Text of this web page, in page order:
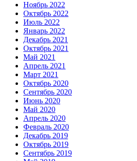
Ноябрь 2022
Октябрь 2022
Июль 2022
Январь 2022
Декабрь 2021
Октябрь 2021
Май 2021
Апрель 2021
Март 2021
Октябрь 2020
Сентябрь 2020
Июнь 2020
Май 2020
Апрель 2020
Февраль 2020
Декабрь 2019
Октябрь 2019
Сентябрь 2019